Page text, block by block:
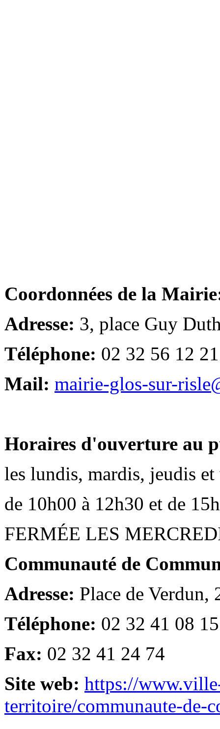
Coordonnées de la
Adresse: 3, place Guy
Téléphone: 02 32 56 12 21
Mail: mairie-glos-sur-
Horaires d'ouverture au
les lundis, mardis, jeudis et
de 10h00 à 12h30 et de
FERMÉE LES
Communauté de
Adresse: Place de Verdun,
Téléphone: 02 32 41 08 15
Fax: 02 32 41 24 74
Site web: https://
territoire/communaute-de-